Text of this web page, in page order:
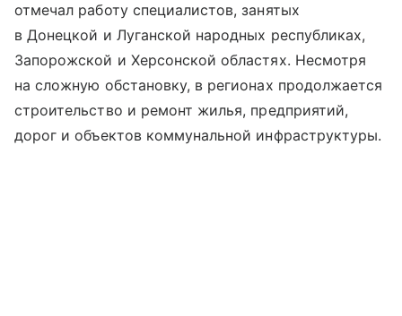
отмечал работу специалистов, занятых
в Донецкой и Луганской народных республиках,
Запорожской и Херсонской областях. Несмотря
на сложную обстановку, в регионах продолжается
строительство и ремонт жилья, предприятий,
дорог и объектов коммунальной инфраструктуры.